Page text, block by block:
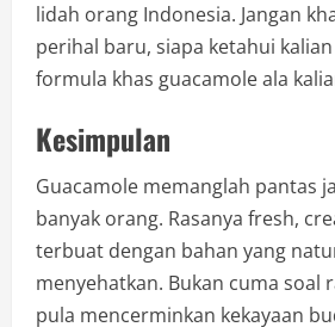
lidah orang Indonesia. Jangan
perihal baru, siapa ketahui
formula khas guacamole ala
Kesimpulan
Guacamole memanglah pantas
banyak orang. Rasanya fresh,
terbuat dengan bahan yang
menyehatkan. Bukan cuma soal
pula mencerminkan kekayaan